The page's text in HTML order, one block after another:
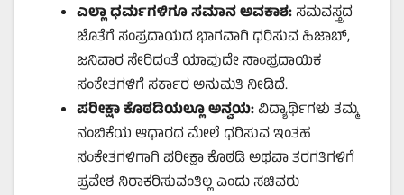
ಎಲ್ಲಾ ಧರ್ಮಗಳಿಗೂ ಸಮಾನ ಅವಕಾಶ:ಸಮವಸ್ತ್ರದ
ಜೊತೆಗೆ ಸಂಪ್ರದಾಯದ ಭಾಗವಾಗಿ ಧರಿಸುವ ಹಿಜಾಬ್‌,
ಜನಿವಾರ ಸೇರಿದಂತೆ ಯಾವುದೇ ಸಾಂಪ್ರದಾಯಿಕ
ಸಂಕೇತಗಳಿಗೆ ಸರ್ಕಾರ ಅನುಮತಿ ನೀಡಿದೆ.
ಪರೀಕ್ಷಾ ಕೊಠಡಿಯಲ್ಲೂ ಅನ್ವಯ:ವಿದ್ಯಾರ್ಥಿಗಳು ತಮ್ಮ
ನಂಬಿಕೆಯ ಆಧಾರದ ಮೇಲೆ ಧರಿಸುವ ಇಂತಹ
ಸಂಕೇತಗಳಿಗಾಗಿ ಪರೀಕ್ಷಾ ಕೊಠಡಿ ಅಥವಾ ತರಗತಿಗಳಿಗೆ
ಪ್ರವೇಶ ನಿರಾಕರಿಸುವಂತಿಲ್ಲ ಎಂದು ಸಚಿವರು